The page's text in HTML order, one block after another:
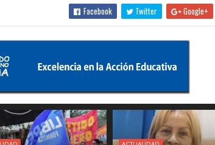
Facebook Twitter Google+